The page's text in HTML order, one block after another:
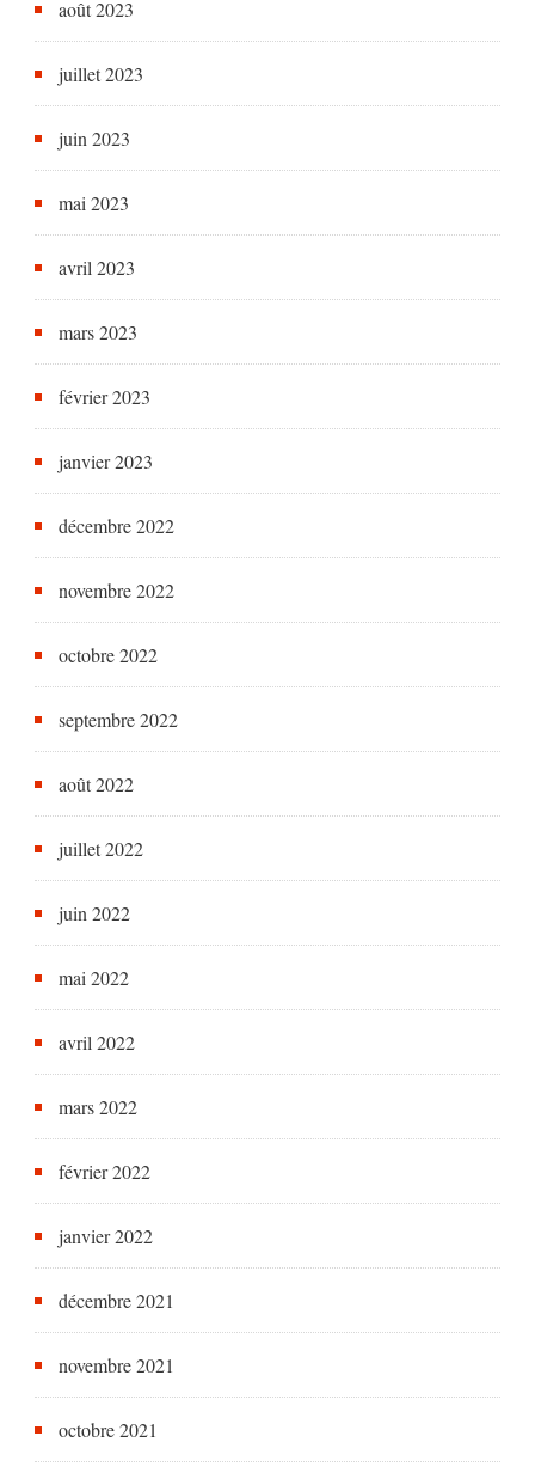
août 2023
juillet 2023
juin 2023
mai 2023
avril 2023
mars 2023
février 2023
janvier 2023
décembre 2022
novembre 2022
octobre 2022
septembre 2022
août 2022
juillet 2022
juin 2022
mai 2022
avril 2022
mars 2022
février 2022
janvier 2022
décembre 2021
novembre 2021
octobre 2021